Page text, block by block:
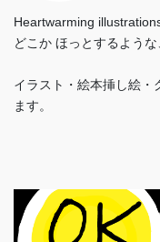
Heartwarming
どこか ほっとするよう
イラスト・絵本挿し絵・
ます。